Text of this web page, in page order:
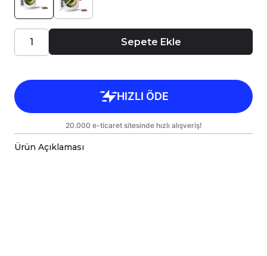
Sepete Ekle
Ürün Açıklaması